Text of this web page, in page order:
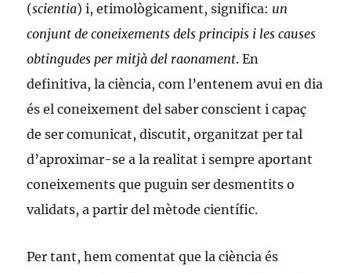
(scientia) i, etimològicament, significa: un
conjunt de coneixements dels principis i les causes
obtingudes per mitjà del raonament. En
definitiva, la ciència, com l’entenem avui en dia
és el coneixement del saber conscient i capaç
de ser comunicat, discutit, organitzat per tal
d’aproximar-se a la realitat i sempre aportant
coneixements que puguin ser desmentits o
validats, a partir del mètode científic.
Per tant, hem comentat que la ciència és